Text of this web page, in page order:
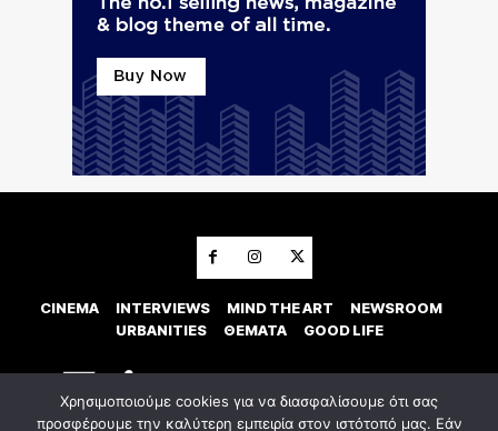
CINEMA INTERVIEWS MIND THE ART
NEWSROOM
URBANITIES
ΘΕΜΑΤΑ GOOD LIFE
Χρησιμοποιούμε cookies για να διασφαλίσουμε ότι σας
προσφέρουμε την καλύτερη εμπειρία στον ιστότοπό μας. Εάν